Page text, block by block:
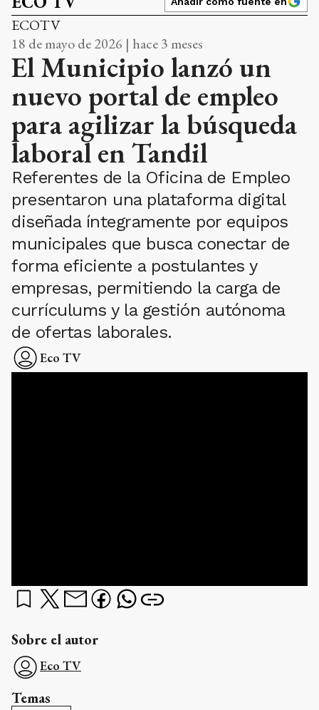
ECOTV
18 de mayo de 2026 | hace 3 meses
El Municipio lanzó un
nuevo portal de empleo
para agilizar la búsqueda
laboral en Tandil
Referentes de la Oficina de Empleo
presentaron una plataforma digital
diseñada íntegramente por equipos
municipales que busca conectar de
forma eficiente a postulantes y
empresas, permitiendo la carga de
currículums y la gestión autónoma
de ofertas laborales.
Eco TV
Sobre el autor
Eco TV
Temas